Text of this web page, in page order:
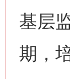
基层
期，